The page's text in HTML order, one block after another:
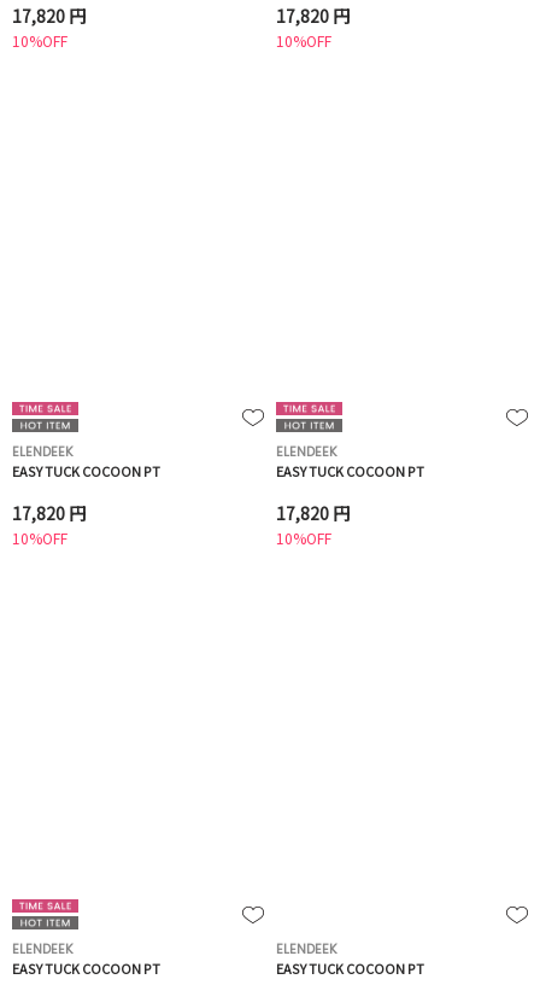
17,820 円
10%OFF
17,820 円
10%OFF
ELENDEEK
EASY TUCK COCOON PT
17,820 円
10%OFF
ELENDEEK
EASY TUCK COCOON PT
17,820 円
10%OFF
ELENDEEK
EASY TUCK COCOON PT
ELENDEEK
EASY TUCK COCOON PT